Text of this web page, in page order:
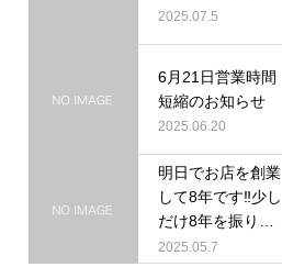
頭蓋骨小顔矯正
2025.07.5
6月21日営業時間
短縮のお知らせ
2025.06.20
明日でお店を創業
して8年です‼︎少し
だけ8年を振り返
ります‼︎
2025.05.7